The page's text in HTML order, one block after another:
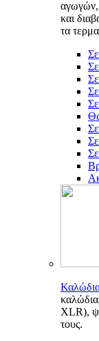
αγωγών,
και
τα
XLR),
τους.